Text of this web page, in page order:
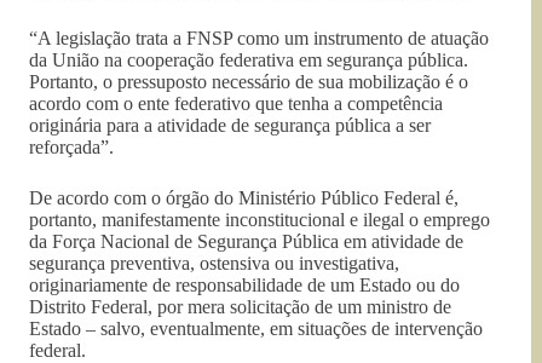
“A legislação trata a FNSP como um instrumento de atuação
da União na cooperação federativa em segurança pública.
Portanto, o pressuposto necessário de sua mobilização é o
acordo com o ente federativo que tenha a competência
originária para a atividade de segurança pública a ser
reforçada”.
De acordo com o órgão do Ministério Público Federal é,
portanto, manifestamente inconstitucional e ilegal o emprego
da Força Nacional de Segurança Pública em atividade de
segurança preventiva, ostensiva ou investigativa,
originariamente de responsabilidade de um Estado ou do
Distrito Federal, por mera solicitação de um ministro de
Estado – salvo, eventualmente, em situações de intervenção
federal.